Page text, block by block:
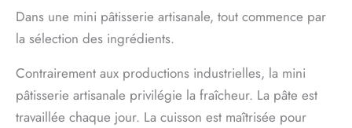
Dans une mini pâtisserie artisanale, tout commence par
la sélection des ingrédients.
Contrairement aux productions industrielles, la mini
pâtisserie artisanale privilégie la fraîcheur. La pâte est
travaillée chaque jour. La cuisson est maîtrisée pour